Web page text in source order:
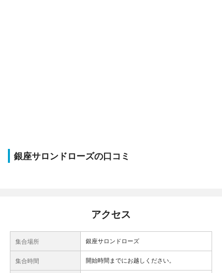
銀座サロンドローズの口コミ
アクセス
集合場所 銀座サロンドローズ
集合時間 開始時間までにお越しください。